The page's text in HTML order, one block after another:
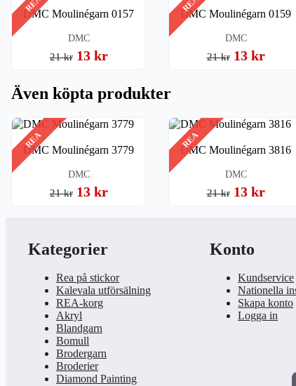
DMC Moulinégarn 0157
DMC
21 kr 13 kr
DMC Moulinégarn 0159
DMC
21 kr 13 kr
Även köpta produkter
REA
DMC Moulinégarn 3779
DMC
21 kr 13 kr
REA
DMC Moulinégarn 3816
DMC
21 kr 13 kr
Kategorier
Rea på stickor
Kalevala utförsälning
REA-korg
Akryl
Blandgarn
Bomull
Brodergarn
Broderier
Diamond Painting
Konto
Kundservice
Nationella
Skapa konto
Logga in